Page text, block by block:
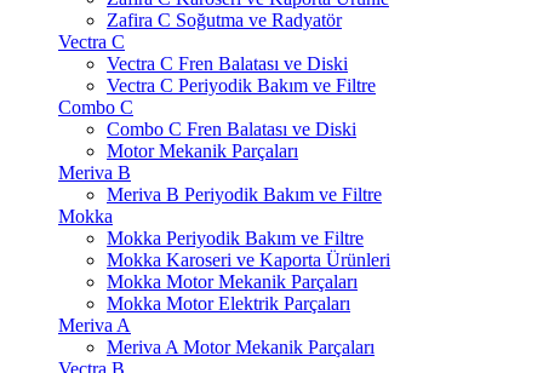
Zafira C Soğutma ve Radyatör
Vectra C
Vectra C Fren Balatası ve Diski
Vectra C Periyodik Bakım ve Filtre
Combo C
Combo C Fren Balatası ve Diski
Motor Mekanik Parçaları
Meriva B
Meriva B Periyodik Bakım ve Filtre
Mokka
Mokka Periyodik Bakım ve Filtre
Mokka Karoseri ve Kaporta Ürünleri
Mokka Motor Mekanik Parçaları
Mokka Motor Elektrik Parçaları
Meriva A
Meriva A Motor Mekanik Parçaları
Vectra B